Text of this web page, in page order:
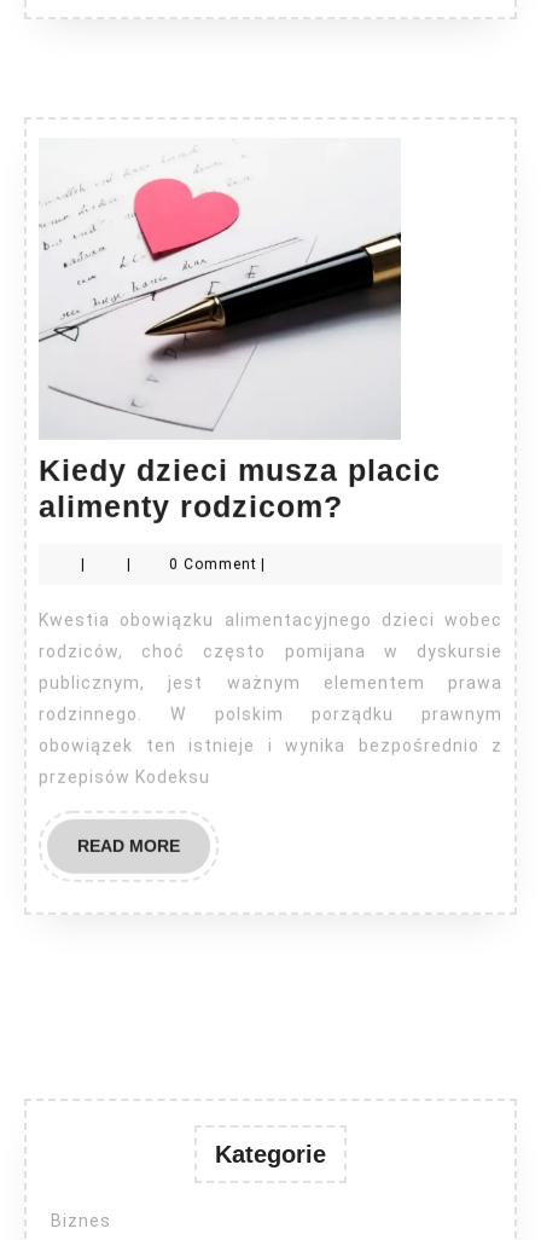
Kiedy dzieci musza placic
alimenty rodzicom?
placic
alimenty
rodzicom?
0 Comment
Kwestia obowiązku alimentacyjnego dzieci wobec
rodziców, choć często pomijana w dyskursie
publicznym, jest ważnym elementem prawa
rodzinnego. W polskim porządku prawnym
obowiązek ten istnieje i wynika bezpośrednio z
przepisów Kodeksu
READ MOREREAD
MORE
Kategorie
Biznes